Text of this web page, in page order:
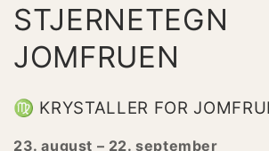
S
a
m
l
STJERNETEGN
JOMFRUEN
♍ KRYSTALLER FOR
23. august – 22. september